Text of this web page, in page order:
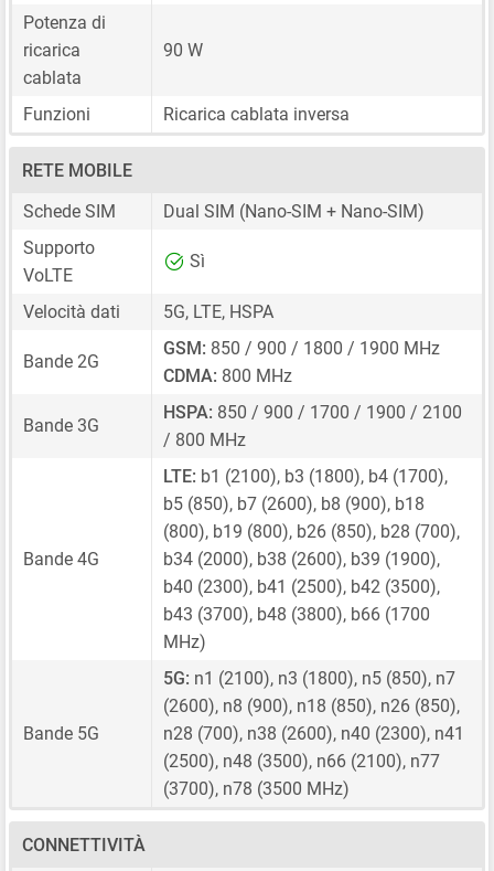
Potenza di
ricarica
cablata
90 W
Funzioni Ricarica cablata inversa
RETE MOBILE
Schede SIM
Dual SIM (Nano-SIM + Nano-SIM)
Supporto
VoLTE
Sì
Velocità dati 5G, LTE, HSPA
Bande 2G
GSM: 850 / 900 / 1800 / 1900 MHz
CDMA: 800 MHz
Bande 3G
HSPA: 850 / 900 / 1700 / 1900 / 2100
/ 800 MHz
Bande 4G
LTE: b1 (2100), b3 (1800), b4 (1700),
b5 (850), b7 (2600), b8 (900), b18
(800), b19 (800), b26 (850), b28 (700),
b34 (2000), b38 (2600), b39 (1900),
b40 (2300), b41 (2500), b42 (3500),
b43 (3700), b48 (3800), b66 (1700
MHz)
Bande 5G
5G: n1 (2100), n3 (1800), n5 (850), n7
(2600), n8 (900), n18 (850), n26 (850),
n28 (700), n38 (2600), n40 (2300), n41
(2500), n48 (3500), n66 (2100), n77
(3700), n78 (3500 MHz)
CONNETTIVITÀ